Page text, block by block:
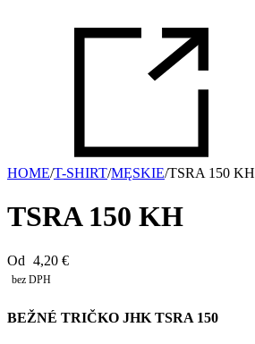
HOME/T-SHIRT/MĘSKIE/TSRA 150 KH
TSRA 150 KH
Od 4,20 €
bez DPH
BEŽNÉ TRIČKO JHK TSRA 150